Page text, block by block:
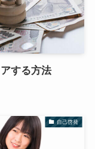
する方法
自己啓発